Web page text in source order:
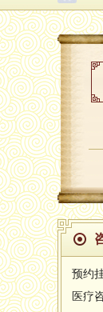
预约
医疗